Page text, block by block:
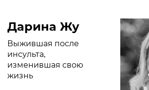
Дарина Жу
Выжившая после
инсульта,
изменившая свою
жизнь